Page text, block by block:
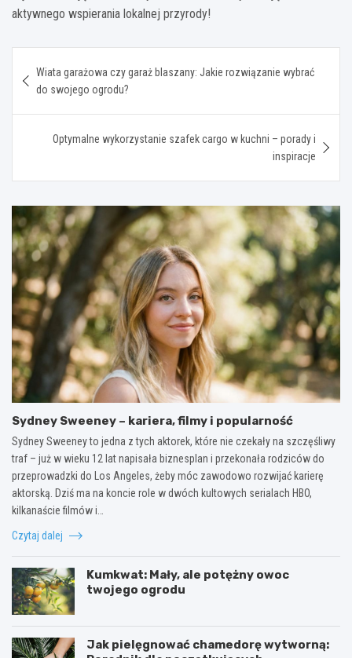
aktywnego wspierania lokalnej przyrody!
wpisu
Wiata garażowa czy garaż blaszany: Jakie rozwiązanie wybrać
do swojego ogrodu?
Optymalne wykorzystanie szafek cargo w kuchni – porady i
inspiracje
Sydney Sweeney – kariera, filmy i popularność
Sydney Sweeney to jedna z tych aktorek, które nie czekały na szczęśliwy
traf – już w wieku 12 lat napisała biznesplan i przekonała rodziców do
przeprowadzki do Los Angeles, żeby móc zawodowo rozwijać karierę
aktorską. Dziś ma na koncie role w dwóch kultowych serialach HBO,
kilkanaście filmów i…
Czytaj dalej
Kumkwat: Mały, ale potężny owoc
twojego ogrodu
Jak pielęgnować chamedorę wytworną: